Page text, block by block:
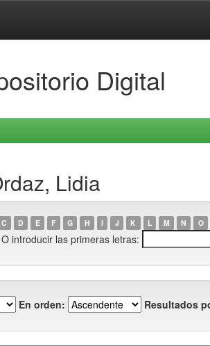
Digital
Lidia
C D E F G H I J K L M N O
O introducir las primeras letras:
En orden: Resultados